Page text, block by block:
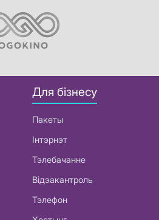
Для бізнесу
Пакеты
Інтэрнэт
Тэлебачанне
Відэакантроль
Тэлефон